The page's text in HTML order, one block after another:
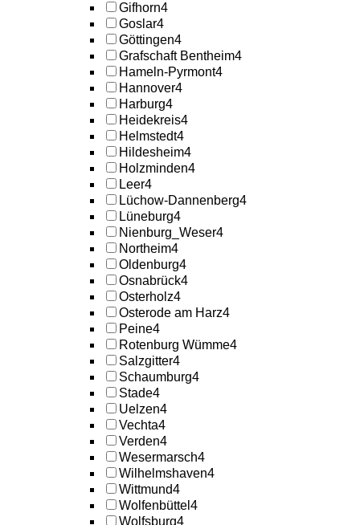
Gifhorn4
Goslar4
Göttingen4
Grafschaft Bentheim4
Hameln-Pyrmont4
Hannover4
Harburg4
Heidekreis4
Helmstedt4
Hildesheim4
Holzminden4
Leer4
Lüchow-Dannenberg4
Lüneburg4
Nienburg_Weser4
Northeim4
Oldenburg4
Osnabrück4
Osterholz4
Osterode am Harz4
Peine4
Rotenburg Wümme4
Salzgitter4
Schaumburg4
Stade4
Uelzen4
Vechta4
Verden4
Wesermarsch4
Wilhelmshaven4
Wittmund4
Wolfenbüttel 4
Wolfsburg4